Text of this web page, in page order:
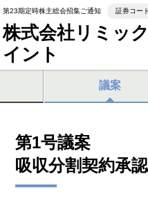
第23期定時株主総会招集ご通知 証券コー
株式会社リミッ
イント
議案
第1号議案
吸収分割契約承